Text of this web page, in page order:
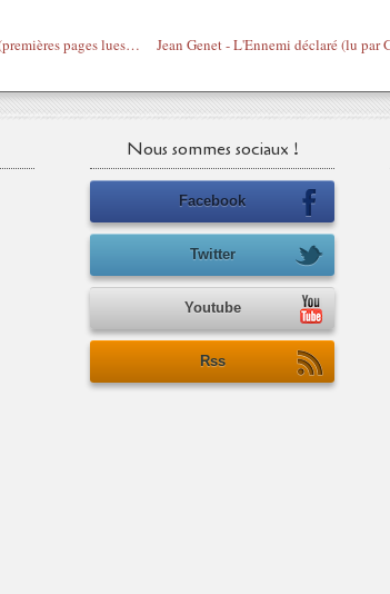
Chester Himes - Regrets sans repentir (premières pages lues par Grégory Protche)
Nous sommes sociaux !
Facebook
Twitter
Youtube
Rss